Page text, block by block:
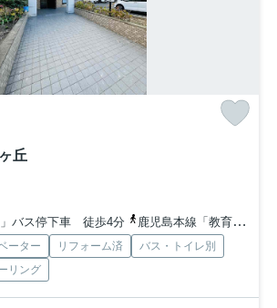
丘
」バス停下車 徒歩4分
鹿児島本線「教育大前」駅 徒歩30分
ーター リフォーム済
バス・トイレ別
リング